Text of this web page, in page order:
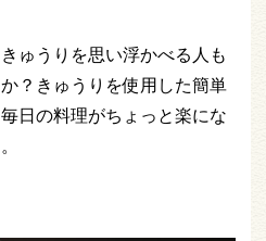
ゅうりを思い浮かべる人も
？きゅうりを使用した簡単
日の料理がちょっと楽にな